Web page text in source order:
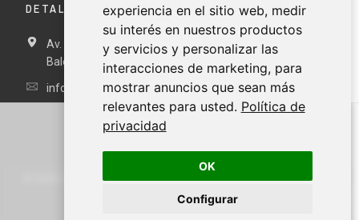
experiencia en el sitio web, medir
su interés en nuestros productos
y servicios y personalizar las
interacciones de marketing, para
mostrar anuncios que sean más
relevantes para usted. Política de
privacidad
OK
Configurar
DETALLES DE CONTACTO
Av. Miramar, 3, 07871 Es Pujols, Formentera, Illes
Balears, España
info@nurformentera.com
NURFORMENTERA.COM